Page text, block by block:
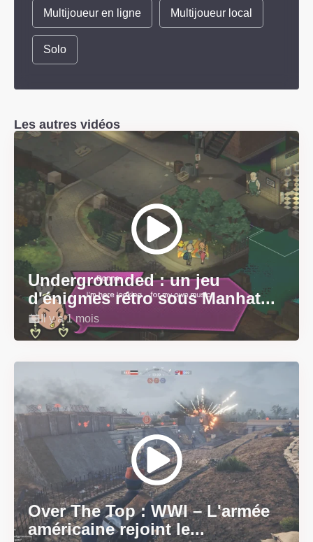
Multijoueur en ligne Multijoueur local
Solo
Les autres vidéos
Undergrounded : un jeu
d'énigmes rétro sous Manhat...
Il y a 1 mois
Over The Top : WWI – L'armée
américaine rejoint le...